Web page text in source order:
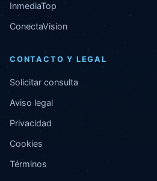
InmediaTop
ConectaVision
CONTACTO Y LEGAL
Solicitar consulta
Aviso legal
Privacidad
Cookies
Términos